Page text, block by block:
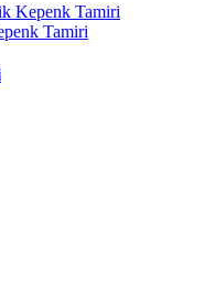
Kepenk Tamiri
Tamiri